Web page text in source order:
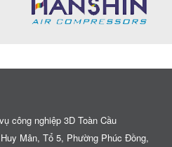
công nghiệp 3D Toàn Cầu
Mân, Tổ 5, Phường Phúc Đồng,